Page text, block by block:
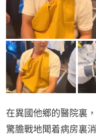
在異國他鄉的醫院裏
驚膽戰地聞着病房裏